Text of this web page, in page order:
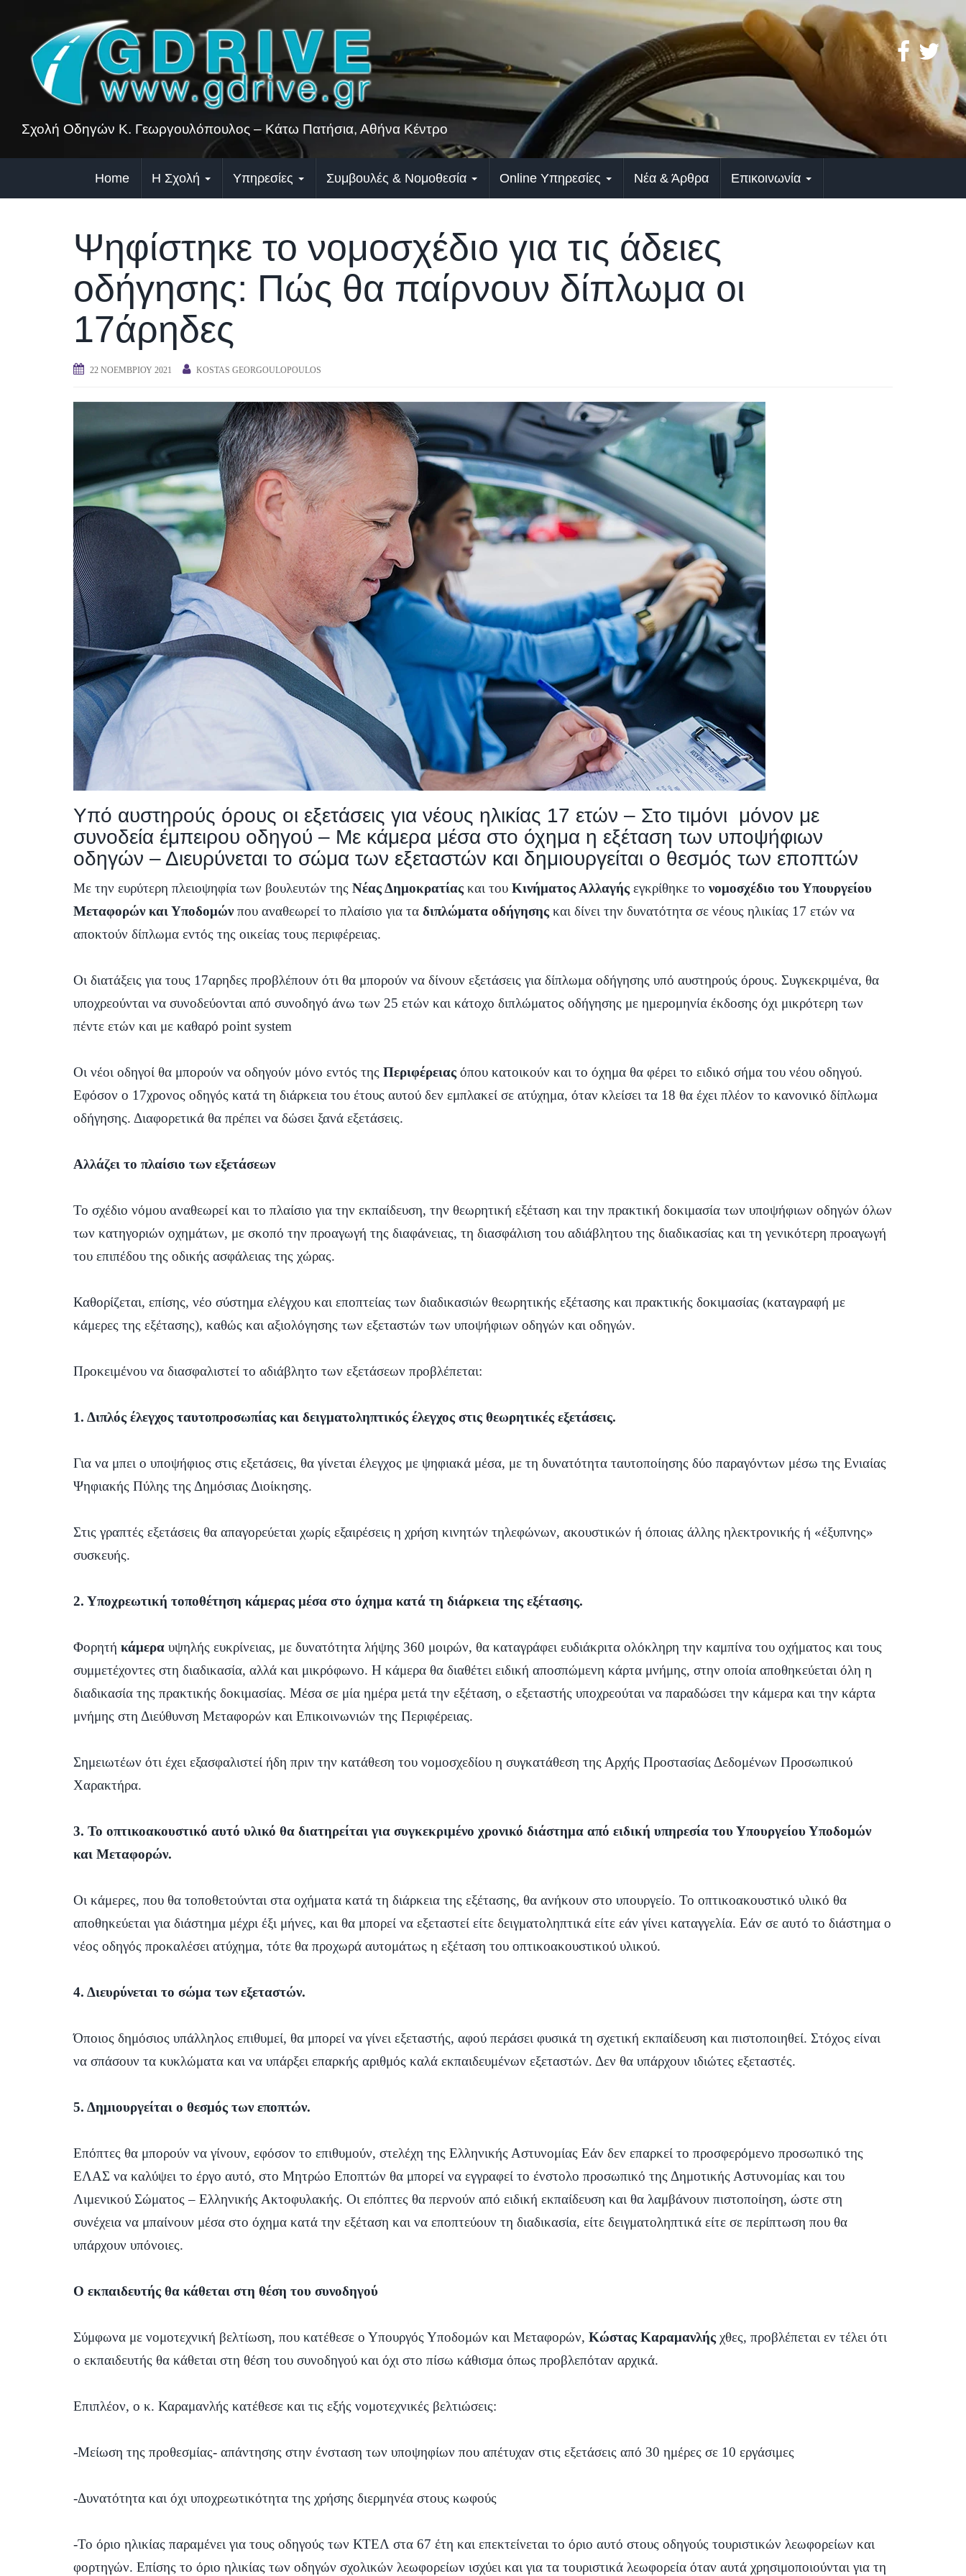
content
Σχολή Οδηγών Κ. Γεωργουλόπουλος – Κάτω Πατήσια, Αθήνα Κέντρο
Home Η Σχολή Υπηρεσίες Συμβουλές & Νομοθεσία Online Υπηρεσίες Νέα & Άρθρα Επικοινωνία
Ψηφίστηκε το νομοσχέδιο για τις άδειες
οδήγησης: Πώς θα παίρνουν δίπλωμα οι
17άρηδες
22 ΝΟΕΜΒΡΊΟΥ 2021 KOSTAS GEORGOULOPOULOS
Υπό αυστηρούς όρους οι εξετάσεις για νέους ηλικίας 17 ετών – Στο τιμόνι μόνον με
συνοδεία έμπειρου οδηγού – Με κάμερα μέσα στο όχημα η εξέταση των υποψήφιων
οδηγών – Διευρύνεται το σώμα των εξεταστών και δημιουργείται ο θεσμός των εποπτών
Με την ευρύτερη πλειοψηφία των βουλευτών της Νέας Δημοκρατίας και του Κινήματος Αλλαγής εγκρίθηκε το νομοσχέδιο του Υπουργείου
Μεταφορών και Υποδομώνπου αναθεωρεί το πλαίσιο για τα διπλώματα οδήγησης και δίνει την δυνατότητα σε νέους ηλικίας 17 ετών να
αποκτούν δίπλωμα εντός της οικείας τους περιφέρειας.
Οι διατάξεις για τους 17αρηδες προβλέπουν ότι θα μπορούν να δίνουν εξετάσεις για δίπλωμα οδήγησης υπό αυστηρούς όρους. Συγκεκριμένα, θα
υποχρεούνται να συνοδεύονται από συνοδηγό άνω των 25 ετών και κάτοχο διπλώματος οδήγησης με ημερομηνία έκδοσης όχι μικρότερη των
πέντε ετών και με καθαρό point system
Οι νέοι οδηγοί θα μπορούν να οδηγούν μόνο εντός της Περιφέρειας όπου κατοικούν και το όχημα θα φέρει το ειδικό σήμα του νέου οδηγού.
Εφόσον ο 17χρονος οδηγός κατά τη διάρκεια του έτους αυτού δεν εμπλακεί σε ατύχημα, όταν κλείσει τα 18 θα έχει πλέον το κανονικό δίπλωμα
οδήγησης. Διαφορετικά θα πρέπει να δώσει ξανά εξετάσεις.
Αλλάζει το πλαίσιο των εξετάσεων
Το σχέδιο νόμου αναθεωρεί και το πλαίσιο για την εκπαίδευση, την θεωρητική εξέταση και την πρακτική δοκιμασία των υποψήφιων οδηγών όλων
των κατηγοριών οχημάτων, με σκοπό την προαγωγή της διαφάνειας, τη διασφάλιση του αδιάβλητου της διαδικασίας και τη γενικότερη προαγωγή
του επιπέδου της οδικής ασφάλειας της χώρας.
Καθορίζεται, επίσης, νέο σύστημα ελέγχου και εποπτείας των διαδικασιών θεωρητικής εξέτασης και πρακτικής δοκιμασίας (καταγραφή με
κάμερες της εξέτασης), καθώς και αξιολόγησης των εξεταστών των υποψήφιων οδηγών και οδηγών.
Προκειμένου να διασφαλιστεί το αδιάβλητο των εξετάσεων προβλέπεται:
1. Διπλός έλεγχος ταυτοπροσωπίας και δειγματοληπτικός έλεγχος στις θεωρητικές εξετάσεις.
Για να μπει ο υποψήφιος στις εξετάσεις, θα γίνεται έλεγχος με ψηφιακά μέσα, με τη δυνατότητα ταυτοποίησης δύο παραγόντων μέσω της Ενιαίας
Ψηφιακής Πύλης της Δημόσιας Διοίκησης.
Στις γραπτές εξετάσεις θα απαγορεύεται χωρίς εξαιρέσεις η χρήση κινητών τηλεφώνων, ακουστικών ή όποιας άλλης ηλεκτρονικής ή «έξυπνης»
συσκευής.
2. Υποχρεωτική τοποθέτηση κάμερας μέσα στο όχημα κατά τη διάρκεια της εξέτασης.
Φορητή κάμερα υψηλής ευκρίνειας, με δυνατότητα λήψης 360 μοιρών, θα καταγράφει ευδιάκριτα ολόκληρη την καμπίνα του οχήματος και τους
συμμετέχοντες στη διαδικασία, αλλά και μικρόφωνο. Η κάμερα θα διαθέτει ειδική αποσπώμενη κάρτα μνήμης, στην οποία αποθηκεύεται όλη η
διαδικασία της πρακτικής δοκιμασίας. Μέσα σε μία ημέρα μετά την εξέταση, ο εξεταστής υποχρεούται να παραδώσει την κάμερα και την κάρτα
μνήμης στη Διεύθυνση Μεταφορών και Επικοινωνιών της Περιφέρειας.
Σημειωτέων ότι έχει εξασφαλιστεί ήδη πριν την κατάθεση του νομοσχεδίου η συγκατάθεση της Αρχής Προστασίας Δεδομένων Προσωπικού
Χαρακτήρα.
3. Το οπτικοακουστικό αυτό υλικό θα διατηρείται για συγκεκριμένο χρονικό διάστημα από ειδική υπηρεσία του Υπουργείου Υποδομών
και Μεταφορών.
Οι κάμερες, που θα τοποθετούνται στα οχήματα κατά τη διάρκεια της εξέτασης, θα ανήκουν στο υπουργείο. Το οπτικοακουστικό υλικό θα
αποθηκεύεται για διάστημα μέχρι έξι μήνες, και θα μπορεί να εξεταστεί είτε δειγματοληπτικά είτε εάν γίνει καταγγελία. Εάν σε αυτό το διάστημα ο
νέος οδηγός προκαλέσει ατύχημα, τότε θα προχωρά αυτομάτως η εξέταση του οπτικοακουστικού υλικού.
4. Διευρύνεται το σώμα των εξεταστών.
Όποιος δημόσιος υπάλληλος επιθυμεί, θα μπορεί να γίνει εξεταστής, αφού περάσει φυσικά τη σχετική εκπαίδευση και πιστοποιηθεί. Στόχος είναι
να σπάσουν τα κυκλώματα και να υπάρξει επαρκής αριθμός καλά εκπαιδευμένων εξεταστών. Δεν θα υπάρχουν ιδιώτες εξεταστές.
5. Δημιουργείται ο θεσμός των εποπτών.
Επόπτες θα μπορούν να γίνουν, εφόσον το επιθυμούν, στελέχη της Ελληνικής Αστυνομίας Εάν δεν επαρκεί το προσφερόμενο προσωπικό της
ΕΛΑΣ να καλύψει το έργο αυτό, στο Μητρώο Εποπτών θα μπορεί να εγγραφεί το ένστολο προσωπικό της Δημοτικής Αστυνομίας και του
Λιμενικού Σώματος – Ελληνικής Ακτοφυλακής. Οι επόπτες θα περνούν από ειδική εκπαίδευση και θα λαμβάνουν πιστοποίηση, ώστε στη
συνέχεια να μπαίνουν μέσα στο όχημα κατά την εξέταση και να εποπτεύουν τη διαδικασία, είτε δειγματοληπτικά είτε σε περίπτωση που θα
υπάρχουν υπόνοιες.
Ο εκπαιδευτής θα κάθεται στη θέση του συνοδηγού
Σύμφωνα με νομοτεχνική βελτίωση, που κατέθεσε ο Υπουργός Υποδομών και Μεταφορών, Κώστας Καραμανλής χθες, προβλέπεται εν τέλει ότι
ο εκπαιδευτής θα κάθεται στη θέση του συνοδηγού και όχι στο πίσω κάθισμα όπως προβλεπόταν αρχικά.
Επιπλέον, ο κ. Καραμανλής κατέθεσε και τις εξής νομοτεχνικές βελτιώσεις:
-Μείωση της προθεσμίας- απάντησης στην ένσταση των υποψηφίων που απέτυχαν στις εξετάσεις από 30 ημέρες σε 10 εργάσιμες
-Δυνατότητα και όχι υποχρεωτικότητα της χρήσης διερμηνέα στους κωφούς
-Το όριο ηλικίας παραμένει για τους οδηγούς των ΚΤΕΛ στα 67 έτη και επεκτείνεται το όριο αυτό στους οδηγούς τουριστικών λεωφορείων και
φορτηγών. Επίσης το όριο ηλικίας των οδηγών σχολικών λεωφορείων ισχύει και για τα τουριστικά λεωφορεία όταν αυτά χρησιμοποιούνται για τη